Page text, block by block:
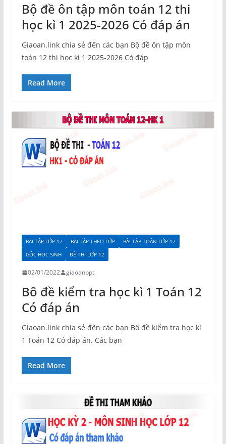
Bộ đề ôn tập môn toán 12 thi
học kì 1 2025-2026 Có đáp án
Giaoan.link chia sẻ đến các bạn Bộ đề ôn tập môn
toán 12 thi học kì 1 2025-2026 Có đáp
Read More
BÀI TẬP LỚP 12 BÀI TẬP THEO LỚP
BÀI TẬP TOÁN LỚP 12
GÓC HỌC SINH
ĐỀ THI LỚP 12
02/01/2022 giaoanppt
Bô đề kiểm tra học kì 1 Toán 12
Có đáp án
Giaoan.link chia sẻ đến các bạn Bô đề kiểm tra học kì
1 Toán 12 Có đáp án. Các bạn
Read More